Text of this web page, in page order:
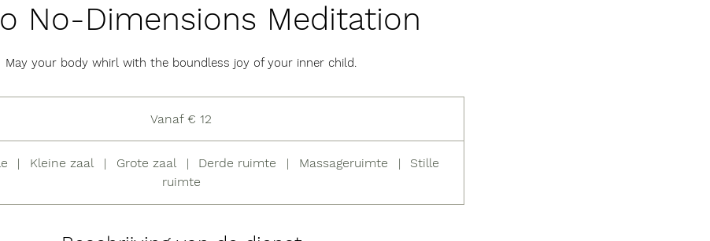
No-Dimensions Meditation
May your body whirl with the boundless joy of your inner child.
Vanaf € 12
| Kleine zaal | Grote zaal | Derde ruimte | Massageruimte |
Stille
ruimte